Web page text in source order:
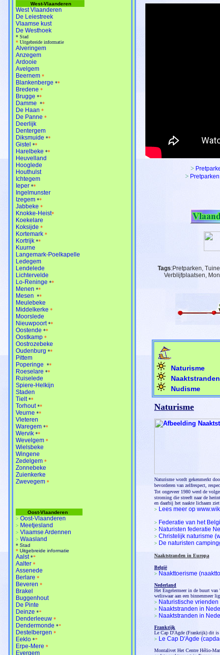
West-Vlaanderen
West Vlaanderen
De Leiestreek
Vlaamse kust
De Westhoek
* Stad
* Uitgebreide informatie
Alveringem
Anzegem
Ardooie
Avelgem
Beernem *
Blankenberge **
Bredene *
Brugge **
Damme **
De Haan *
De Panne *
Deerlijk
Dentergem
Diksmuide **
Gistel **
Harelbeke **
Heuvelland
Hooglede
Houthulst
Ichtegem
Ieper **
Ingelmunster
Izegem **
Jabbeke *
Knokke-Heist*
Koekelare
Koksijde *
Kortemark *
Kortrijk **
Kuurne
Langemark-Poelkapelle
Ledegem
Lendelede
Lichtervelde
Lo-Reninge **
Menen **
Mesen **
Meulebeke
Middelkerke *
Moorslede
Nieuwpoort **
Oostende **
Oostkamp *
Oostrozebeke
Oudenburg **
Pittem
Poperinge
**
Roeselare **
Ruiselede
Spiere-Helkijn
Staden
Tielt **
Torhout **
Veurne **
Vleteren
Waregem **
Wervik **
Wevelgem *
Wielsbeke
Wingene
Zedelgem *
Zonnebeke
Zuienkerke
Zwevegem *
Oost-Vlaanderen
> Oost-Vlaanderen
> Meetjesland
> Vlaamse Ardennen
> Waasland
* Stad
* Uitgebreide informatie
Aalst **
Aalter *
Assenede
Berlare *
Beveren *
Brakel
Buggenhout
De Pinte
Deinze **
Denderleeuw *
Dendermonde **
Destelbergen *
Eeklo **
Erpe-Mere *
Evergem
>
>
Tags:Pretparken,
Verblijfplaatsen,
Naturisme
Naaktstranden
Nudisme
Naturisme
Naturisme wordt gekenmerkt
bevorderen van zelfrespect,
Tot ongeveer 1980 werd de
stroming die streeft naar de
en daarbij het naakte lichaam
> Lees meer op
> Federatie van het
> Naturisten federatie
> Christelijk naturisme
> De naturisten
Naaktstranden in Europa
België
> Naakttoerisme
Nederland
Het Engelermeer in de buurt van
weliswaar aan een binnenmeer
> Naturistische
> Naaktstranden in
> Naaktstranden in
Frankrijk
Le Cap D'Agde (Frankrijk) dit is
> Le Cap D'Agde
Montalivet Het Centre Hélio-